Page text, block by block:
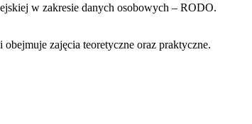
w zakresie danych osobowych – RODO.
zajęcia teoretyczne oraz praktyczne.